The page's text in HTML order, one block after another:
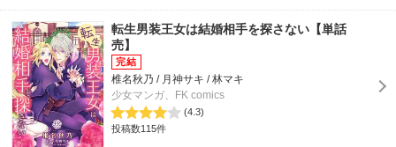
転生男装王女は結婚相手を探さない【単話
売】
椎名秋乃 / 月神サキ / 林マキ
少女マンガ、FK comics
(4.3)
投稿数115件